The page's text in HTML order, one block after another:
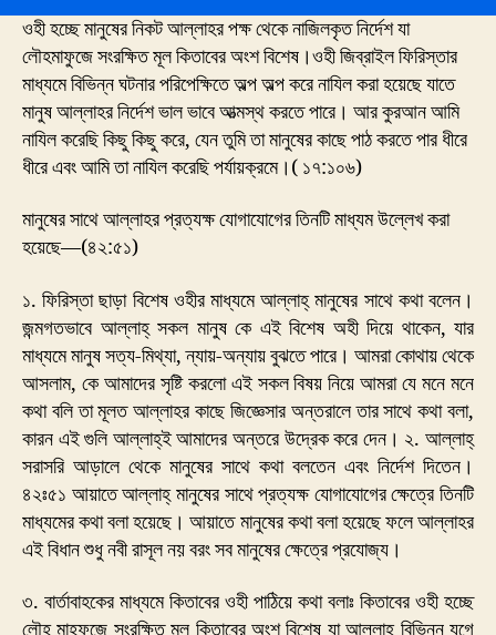
মানুষের
উপর
ওহী
ওহী হচ্ছে মানুষের নিকট আল্লাহর পক্ষ থেকে নাজিলকৃত নির্দেশ যা
লৌহমাফুজে সংরক্ষিত মূল কিতাবের অংশ বিশেষ।ওহী জিব্রাইল ফিরিস্তার
মাধ্যমে বিভিন্ন ঘটনার পরিপেক্ষিতে অল্প অল্প করে নাযিল করা হয়েছে যাতে
মানুষ আল্লাহর নির্দেশ ভাল ভাবে আত্মস্থ করতে পারে। আর কুরআন আমি
নাযিল করেছি কিছু কিছু করে, যেন তুমি তামানুষের কাছে পাঠ করতে পার ধীরে
ধীরে এবং আমি তা নাযিল করেছি পর্যায়ক্রমে।( ১৭:১০৬)
মানুষের সাথে আল্লাহর প্রত্যক্ষ যোগাযোগের তিনটি মাধ্যম উল্লেখ করা
হয়েছে—(৪২:৫১)
১. ফিরিস্তা ছাড়া বিশেষ ওহীর মাধ্যমে আল্লাহ্ মানুষের সাথে কথা বলেন।
জন্মগতভাবে আল্লাহ্ সকল মানুষ কে এই বিশেষ অহী দিয়ে থাকেন, যার
মাধ্যমে মানুষ সত্য-মিথ্যা, ন্যায়-অন্যায় বুঝতে পারে। আমরা কোথায় থেকে
আসলাম, কে আমাদের সৃষ্টি করলো এই সকল বিষয় নিয়ে আমরা যে মনে মনে
কথা বলি তা মূলত আল্লাহর কাছে জিজ্ঞেসার অন্তরালে তার সাথে কথা বলা,
কারন এই গুলি আল্লাহ্ই আমাদের অন্তরে উদ্রেক করে দেন। ২. আল্লাহ্
সরাসরি আড়ালে থেকে মানুষের সাথে কথা বলতেন এবং নির্দেশ দিতেন।
৪২ঃ৫১ আয়াতে আল্লাহ্ মানুষের সাথে প্রত্যক্ষ যোগাযোগের ক্ষেত্রে তিনটি
মাধ্যমের কথা বলা হয়েছে। আয়াতে মানুষের কথা বলা হয়েছে ফলে আল্লাহর
এই বিধান শুধু নবী রাসূল নয় বরং সব মানুষের ক্ষেত্রে প্রযোজ্য।
৩. বার্তাবাহকের মাধ্যমে কিতাবের ওহী পাঠিয়ে কথা বলাঃ কিতাবের ওহী হচ্ছে